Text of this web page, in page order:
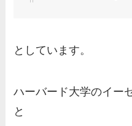
としています。
ハーバード大学のイー
と